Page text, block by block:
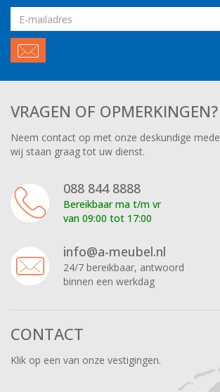
Email
adres
VRAGEN OF OPMERKINGEN?
Neem contact op met onze deskundige
wij staan graag tot uw dienst.
088 844 8888
Bereikbaar ma t/m vr
van 09:00 tot 17:00
info@a-meubel.nl
24/7 bereikbaar, antwoord
binnen een werkdag
CONTACT
Klik op een van onze vestigingen.